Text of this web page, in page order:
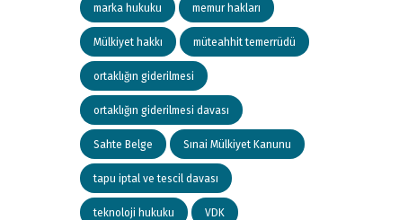
marka hukuku memur hakları
Mülkiyet hakkı müteahhit temerrüdü
ortaklığın giderilmesi
ortaklığın giderilmesi davası
Sahte Belge Sınai Mülkiyet Kanunu
tapu iptal ve tescil davası
teknoloji hukuku VDK